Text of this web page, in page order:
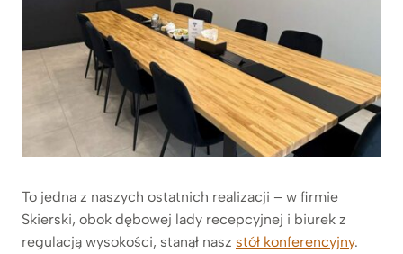
To jedna z naszych ostatnich realizacji – w firmie
Skierski, obok dębowej lady recepcyjnej i biurek z
regulacją wysokości, stanął nasz stół konferencyjny.